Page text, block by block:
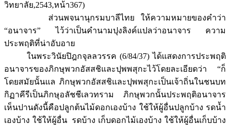
วิทยาลัย,2543,หน้า367)
ส่วนพจนานุกรมบาลีไทย ให้ความหมายของคำว่า
“อนาจาร” ไว้ว่าเป็นคำนามปุงลิงค์แปลว่าอนาจาร ความ
ประพฤติที่น่าอับอาย
ในพระวินัยปิฎกจุลลวรรค (6/84/37) ได้แสดงการประพฤติ
อนาจารของภิกษุพวกอัสสชิและปุพพสุกะไว้โดยละเอียดว่า “ก็
โดยสมัยนั้นแล ภิกษุพวกอัสสชิและปุพพสุกะเป็นเจ้าถิ่นในชนบท
กิฏาคีรีเป็นภิกษุอลัชชีเลวทราม ภิกษุพวกนั้นประพฤติอนาจาร
เห็นปานดังนี้คือปลูกต้นไม้ดอกเองบ้าง ใช้ให้ผู้อื่นปลูกบ้าง รดน้ำ
เองบ้าง ใช้ให้ผู้อื่น รดบ้าง เก็บดอกไม้เองบ้าง ใช้ให้ผู้อื่นเก็บบ้าง